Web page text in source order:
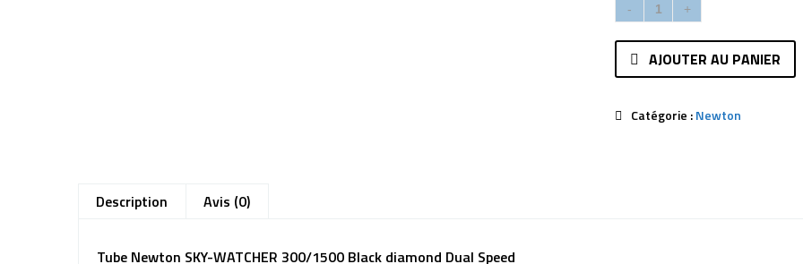
AJOUTER AU PANIER
Catégorie :Newton
Description Avis (0)
Tube Newton SKY-WATCHER 300/1500 Black diamond Dual Speed